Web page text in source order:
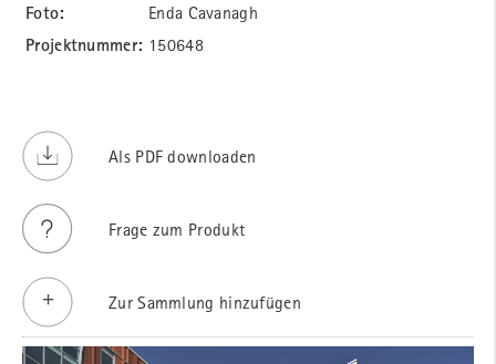
Foto: Enda Cavanagh
Projektnummer: 150648
Als PDF downloaden
Frage zum Produkt
Zur Sammlung hinzufügen